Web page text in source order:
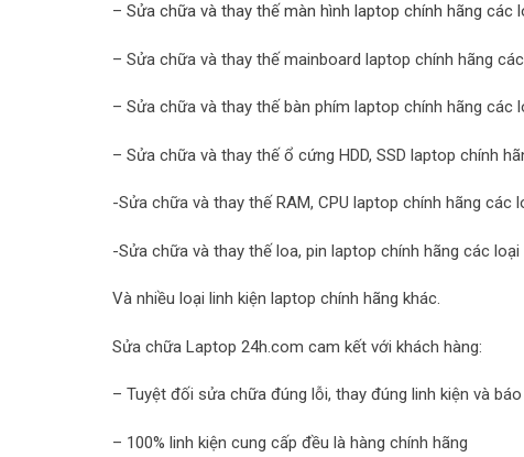
– Sửa chữa và thay thế màn hình laptop chính hãng các
– Sửa chữa và thay thế mainboard laptop chính hãng
– Sửa chữa và thay thế bàn phím laptop chính hãng các
– Sửa chữa và thay thế ổ cứng HDD, SSD laptop chính
-Sửa chữa và thay thế RAM, CPU laptop chính hãng các
-Sửa chữa và thay thế loa, pin laptop chính hãng các loại
Và nhiều loại linh kiện laptop chính hãng khác.
Sửa chữa Laptop 24h.com cam kết với khách hàng:
– Tuyệt đối sửa chữa đúng lỗi, thay đúng linh kiện và
– 100% linh kiện cung cấp đều là hàng chính hãng